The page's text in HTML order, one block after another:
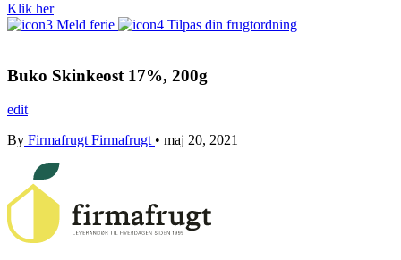
Klik her
Meld ferie
Tilpas din frugtordning
Buko Skinkeost 17%, 200g
edit
By Firmafrugt Firmafrugt • maj 20, 2021